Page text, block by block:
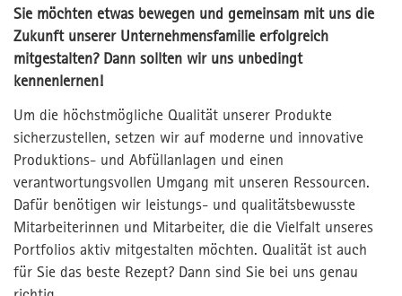
Sie möchten etwas bewegen und gemeinsam mit uns die
Zukunft unserer Unternehmensfamilie erfolgreich
mitgestalten? Dann sollten wir uns unbedingt
kennenlernen!
Um die höchstmögliche Qualität unserer Produkte
sicherzustellen, setzen wir auf moderne und innovative
Produktions- und Abfüllanlagen und einen
verantwortungsvollen Umgang mit unseren Ressourcen.
Dafür benötigen wir leistungs- und qualitätsbewusste
Mitarbeiterinnen und Mitarbeiter, die die Vielfalt unseres
Portfolios aktiv mitgestalten möchten. Qualität ist auch
für Sie das beste Rezept? Dann sind Sie bei uns genau